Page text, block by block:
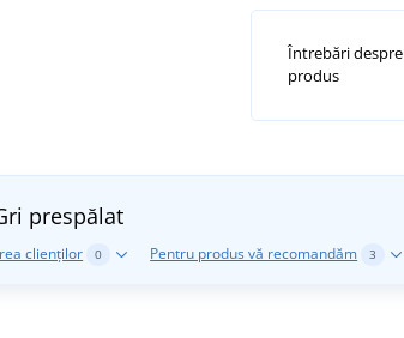
Întrebări despre
produs
prespălat
clienților 0 Pentru produs vă recomandăm 3